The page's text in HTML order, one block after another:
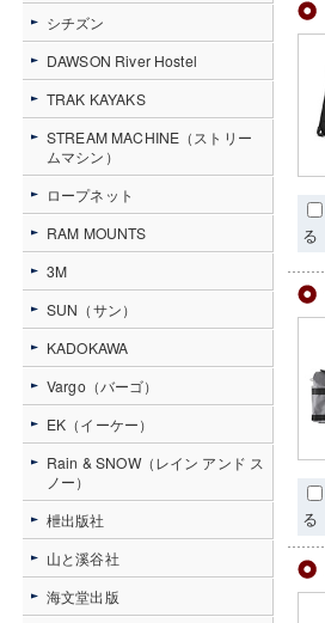
る
る
シチズン
DAWSON River Hostel
TRAK KAYAKS
STREAM MACHINE（ストリー
ムマシン）
ロープネット
RAM MOUNTS
3M
SUN（サン）
KADOKAWA
Vargo（バーゴ）
EK（イーケー）
Rain & SNOW（レイン アンド ス
ノー）
枻出版社
山と溪谷社
海文堂出版